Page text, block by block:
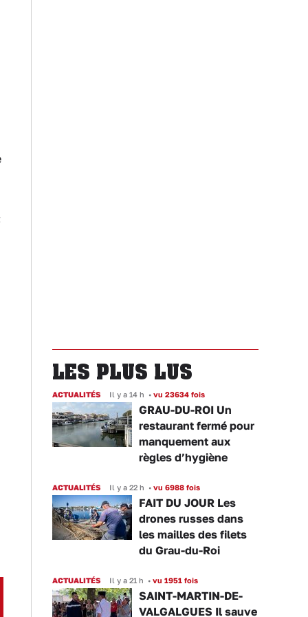
LES PLUS LUS
ACTUALITÉS Il y a 14 h • vu 23634 fois
GRAU-DU-ROI Un
restaurant fermé pour
manquement aux
règles d’hygiène
ACTUALITÉS Il y a 22 h • vu 6988 fois
FAIT DU JOUR Les
drones russes dans
les mailles des filets
du Grau-du-Roi
ACTUALITÉS Il y a 21 h • vu 1951 fois
SAINT-MARTIN-DE-
VALGALGUES Il sauve